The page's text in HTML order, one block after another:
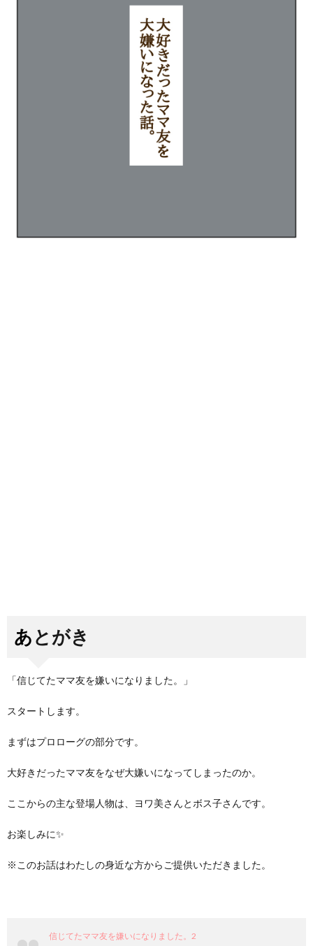
あとがき
「信じてたママ友を嫌いになりました。」
スタートします。
まずはプロローグの部分です。
大好きだったママ友をなぜ大嫌いになってしまったのか。
ここからの主な登場人物は、ヨワ美さんとボス子さんです。
お楽しみに✨
※このお話はわたしの身近な方からご提供いただきました。
信じてたママ友を嫌いになりました。2